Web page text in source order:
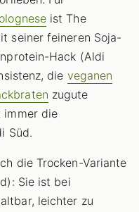
ist The
seiner feineren Soja-
Hack (Aldi
die veganen
zugute
immer die
Süd.
die Trocken-Variante
Sie ist bei
leichter zu